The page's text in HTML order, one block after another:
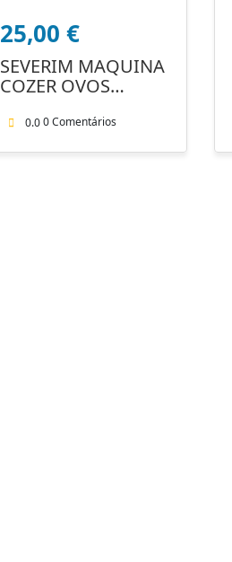
25,00 €
SEVERIM MAQUINA
COZER OVOS
0.00 Comentários